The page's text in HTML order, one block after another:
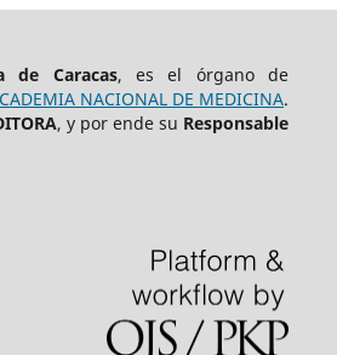
de Caracas, es el órgano de
NACIONAL DE MEDICINA.
, y por ende su Responsable